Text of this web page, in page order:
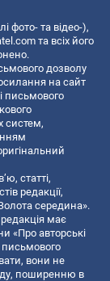
фото- та відео-),
та всіх його
дозволу
на сайт
письмового
систем,
статті,
редакції,
середина».
має
«Про авторські
письмового
вони не
поширенню в